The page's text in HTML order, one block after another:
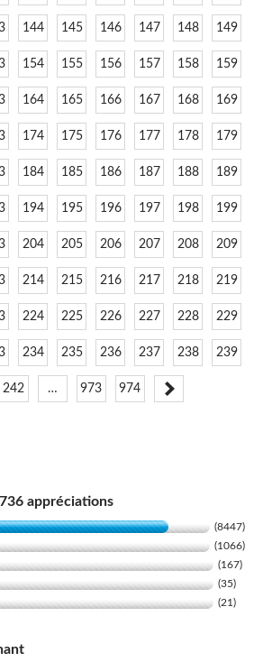
144 145 146 147 148 149
154 155 156 157 158 159
164 165 166 167 168 169
174 175 176 177 178 179
184 185 186 187 188 189
194 195 196 197 198 199
204 205 206 207 208 209
214 215 216 217 218 219
224 225 226 227 228 229
234 235 236 237 238 239
242 … 973 974
appréciations
(8447)
(1066)
(167)
(35)
(21)